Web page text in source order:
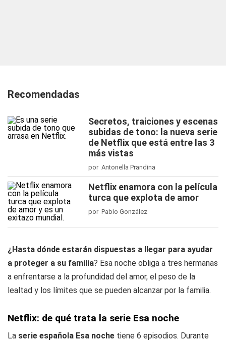
Recomendadas
Secretos, traiciones y escenas
subidas de tono: la nueva serie
de Netflix que está entre las 3
más vistas
por Antonella Prandina
Netflix enamora con la película
turca que explota de amor
por Pablo González
¿Hasta dónde estarán dispuestas a llegar para ayudar
a proteger a su familia? Esa noche obliga a tres hermanas
a enfrentarse a la profundidad del amor, el peso de la
lealtad y los límites que se pueden alcanzar por la familia.
Netflix: de qué trata la serie Esa noche
La serie española Esa noche tiene 6 episodios. Durante